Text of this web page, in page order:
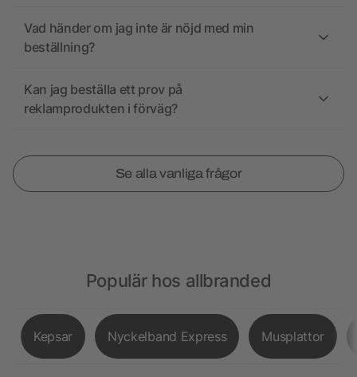
Vad händer om jag inte är nöjd med min
beställning?
Kan jag beställa ett prov på
reklamprodukten i förväg?
Se alla vanliga frågor
Populär hos allbranded
Kepsar Nyckelband Express Musplattor